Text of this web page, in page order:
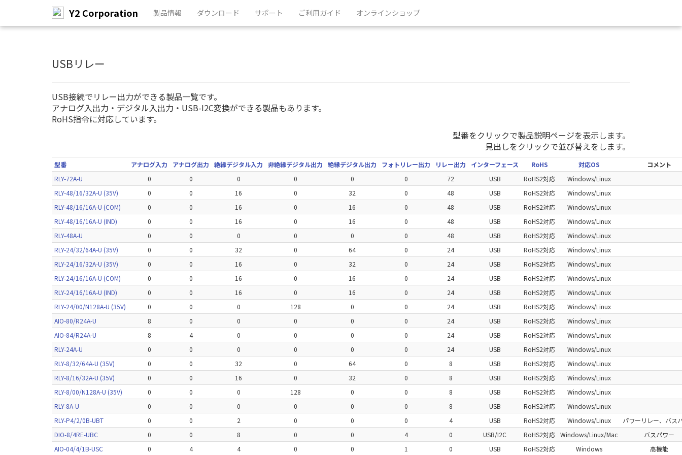
メ
Y2 Corporation 製品情報 ダウンロード サポート ご利用ガイド オンラインショップ
USBリレー
USB接続でリレー出力ができる製品一覧です。
アナログ入出力・デジタル入出力・USB-I2C変換ができる製品もあります。
RoHS指令に対応しています。
型番をクリックで製品説明ページを表示します。
見出しをクリックで並び替えをします。
型番 アナログ入力 アナログ出力 絶縁デジタル入力 非絶縁デジタル出力 絶縁デジタル出力 フォトリレー出力 リレー出力 インターフェース RoHS 対応OS
コメント
RLY-72A-U
0 0 0 0 0 0 72 USB RoHS2対応
Windows/Linux
RLY-48/16/32A-U (35V)
0 0 16 0 32 0 48 USB RoHS2対応
Windows/Linux
RLY-48/16/16A-U (COM)
0 0 16 0 16 0 48 USB RoHS2対応
Windows/Linux
RLY-48/16/16A-U (IND)
0 0 16 0 16 0 48 USB RoHS2対応
Windows/Linux
RLY-48A-U
0 0 0 0 0 0 48 USB RoHS2対応
Windows/Linux
RLY-24/32/64A-U (35V)
0 0 32 0 64 0 24 USB RoHS2対応
Windows/Linux
RLY-24/16/32A-U (35V)
0 0 16 0 32 0 24 USB RoHS2対応
Windows/Linux
RLY-24/16/16A-U (COM)
0 0 16 0 16 0 24 USB RoHS2対応
Windows/Linux
RLY-24/16/16A-U (IND)
0 0 16 0 16 0 24 USB RoHS2対応
Windows/Linux
RLY-24/00/N128A-U (35V)
0 0 0 128 0 0 24 USB RoHS2対応
Windows/Linux
AIO-80/R24A-U
8 0 0 0 0 0 24 USB RoHS2対応
Windows/Linux
AIO-84/R24A-U
8 4 0 0 0 0 24 USB RoHS2対応
Windows/Linux
RLY-24A-U
0 0 0 0 0 0 24 USB RoHS2対応
Windows/Linux
RLY-8/32/64A-U (35V)
0 0 32 0 64 0 8 USB RoHS2対応
Windows/Linux
RLY-8/16/32A-U (35V)
0 0 16 0 32 0 8 USB RoHS2対応
Windows/Linux
RLY-8/00/N128A-U (35V)
0 0 0 128 0 0 8 USB RoHS2対応
Windows/Linux
RLY-8A-U
0 0 0 0 0 0 8 USB RoHS2対応
Windows/Linux
RLY-P4/2/0B-UBT
0 0 2 0 0 0 4 USB RoHS2対応 Windows/Linux
パワーリレー、バス
DIO-8/4RE-UBC
0 0 8 0 0 4 0 USB/I2C RoHS2対応 Windows/Linux/Mac
バスパワー
AIO-04/4/1B-USC
0 4 4 0 0 1 0 USB RoHS2対応 Windows 高機能